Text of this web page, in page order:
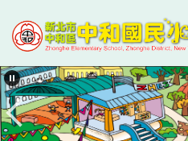
到
主
要
內
容
區
新
北
市
中
和